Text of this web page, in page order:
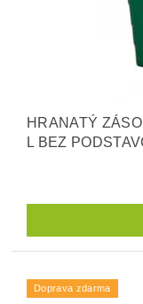
HRANATÝ
L BEZ
Doprava zdarma